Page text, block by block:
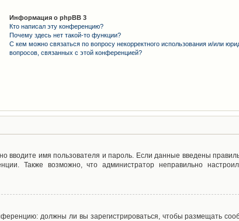
Информация о phpBB 3
Кто написал эту конференцию?
Почему здесь нет такой-то функции?
С кем можно связаться по вопросу некорректного использования и/или
вопросов, связанных с этой конференцией?
вводите имя пользователя и пароль. Если данные введены
Также возможно, что администратор неправильно
должны ли вы зарегистрироваться, чтобы размещать